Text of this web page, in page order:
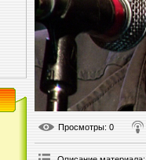
Просмотры: 0